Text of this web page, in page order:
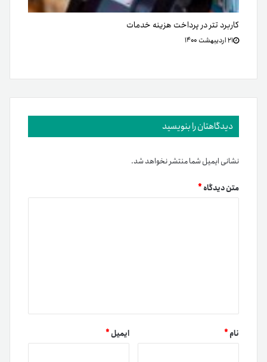
کاربرد تتر در پرداخت هزینه خدمات
۲۱ اردیبهشت ۱۴۰۰
دیدگاهتان را بنویسید
نشانی ایمیل شما منتشر نخواهد شد.
متن دیدگاه*
نام* ایمیل*